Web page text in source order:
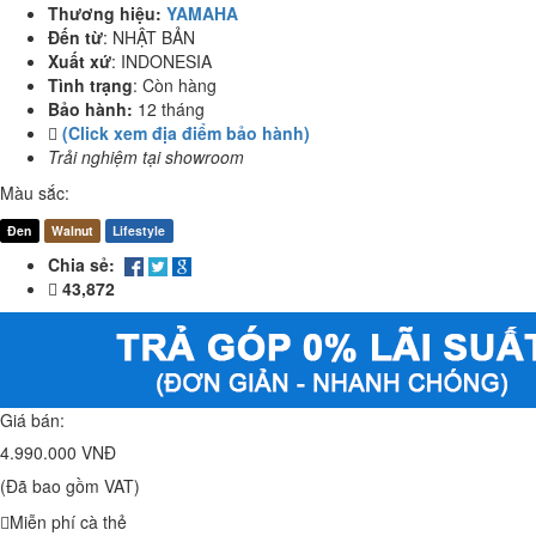
Thương hiệu: YAMAHA
Đến từ: NHẬT BẢN
Xuất xứ: INDONESIA
Tình trạng: Còn hàng
Bảo hành: 12 tháng
(Click xem địa điểm bảo hành)
Trải nghiệm tại showroom
Màu sắc:
Đen Walnut Lifestyle
Chia sẻ:
43,872
Giá bán:
4.990.000 VNĐ
(Đã bao gồm VAT)
Miễn phí cà thẻ